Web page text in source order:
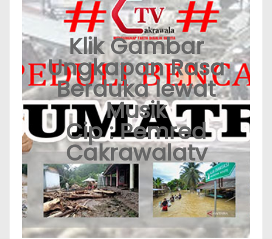
Klik Gambar
Ungkapan Rasa
Berduka lewat
Musik
Cip : Pemred
Cakrawalatv